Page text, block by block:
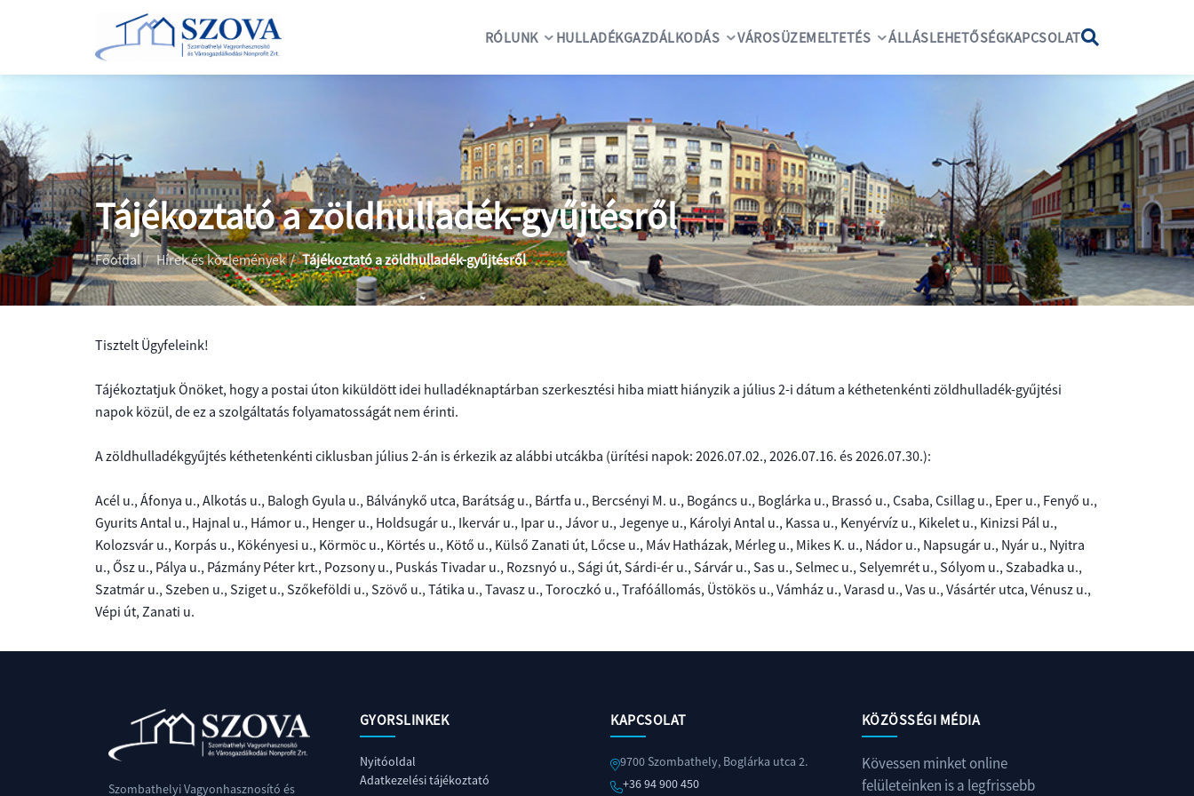
BEMUTATKOZÁS
CÉGADATOK
SZERVEZETI,
SZEMÉLYZETI
TEVÉKENYSÉGRE,
MŰKÖDÉSRE
VONATKOZÓ
GAZDÁLKODÁSI
KÖZBESZERZÉS
felhívások
Közbeszerzési
Közbeszerzési
eljárások
Statisztikai
FELHÍVÁS
VENDÉGLÁTÓ
EGYSÉGEK
ÜZEMELTETÉSÉRE
PÁLYÁZATI
FELHÍVÁS
ÉRTÉKESÍTÉSÉRE
ADATKEZELÉSI
TÁJÉKOZTATÓ
DOKUMENTUMOK
ÁLTALÁNOS
INFORMÁCIÓK
ÜGYINTÉZÉS
ÚJRAHASZNÁLATI
KÖZPONT
SÍKOSSÁGMENTESÍTÉS
ÁLTALÁNOS
INFORMÁCIÓK
ÖVEZETEK
MAGÁNPARKOLÓK
KAPCSOLÓDÓ
DOKUMENTUMOK
TÁRSASHÁZKEZELÉS
INFORMÁCIÓK
AJÁNLATKÉRÉS
TÁRSASHÁZI
KÖZÖS
KÉPVISELET
ELLÁTÁSÁRA
INFORMÁCIÓK
LAKÁSCSERE
KAPCSOLÓDÓ
DOKUMENTUMOK,
TÁJÉKOZTATÓK,
ÜZEMELTETÉS
RÖVID
ISMERTETŐ
SCHAEFFLER
SAVARIA
RÓLUNK HULLADÉKGAZDÁLKODÁS VÁROSÜZEMELTETÉS ÁLLÁSLEHETŐSÉGKAPCSOLAT
Tájékoztató a zöldhulladék-gyűjtésről
Főoldal| Hírek és közlemények| Tájékoztató a zöldhulladék-gyűjtésről
Tisztelt Ügyfeleink!
Tájékoztatjuk Önöket, hogy a postai úton kiküldött idei hulladéknaptárban szerkesztési hiba miatt hiányzik a július 2-i dátum a kéthetenkénti zöldhulladék-gyűjtési
napok közül, de ez a szolgáltatás folyamatosságát nem érinti.
A zöldhulladékgyűjtés kéthetenkénti ciklusban július 2-án is érkezik az alábbi utcákba (ürítési napok: 2026.07.02., 2026.07.16. és 2026.07.30.):
Acél u., Áfonya u., Alkotás u., Balogh Gyula u., Bálványkő utca, Barátság u., Bártfa u., Bercsényi M. u., Bogáncs u., Boglárka u., Brassó u., Csaba, Csillag u., Eper u., Fenyő u.,
Gyurits Antal u., Hajnal u., Hámor u., Henger u., Holdsugár u., Ikervár u., Ipar u., Jávor u., Jegenye u., Károlyi Antal u., Kassa u., Kenyérvíz u., Kikelet u., Kinizsi Pál u.,
Kolozsvár u., Korpás u., Kökényesi u., Körmöc u., Körtés u., Kötő u., Külső Zanati út, Lőcse u., Máv Hatházak, Mérleg u., Mikes K. u., Nádor u., Napsugár u., Nyár u., Nyitra
u., Ősz u., Pálya u., Pázmány Péter krt., Pozsony u., Puskás Tivadar u., Rozsnyó u., Sági út, Sárdi-ér u., Sárvár u., Sas u., Selmec u., Selyemrét u., Sólyom u., Szabadka u.,
Szatmár u., Szeben u., Sziget u., Szőkeföldi u., Szövő u., Tátika u., Tavasz u., Toroczkó u., Trafóállomás, Üstökös u., Vámház u., Varasd u., Vas u., Vásártér utca, Vénusz u.,
Vépi út, Zanati u.
Szombathelyi Vagyonhasznosító és
GYORSLINKEK
Nyitóoldal
Adatkezelési tájékoztató
KAPCSOLAT
9700 Szombathely, Boglárka utca 2.
+36 94 900 450
KÖZÖSSÉGI MÉDIA
Kövessen minket online
felületeinken is a legfrissebb